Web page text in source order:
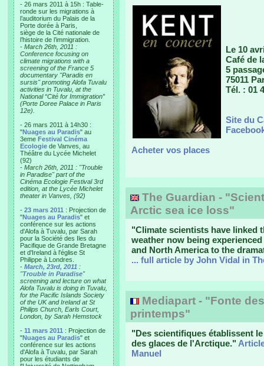
- 26 mars 2011 à 15h : Table-
ronde sur les migrations à
l’auditorium du Palais de la
Porte dorée à Paris,
siège de la Cité nationale de
l’histoire de l’immigration.
- March 26th, 2011 :
Conference focusing on
climate migrations with a
screening of the France 5
documentary "Paradis en
sursis" promoting Alofa Tuvalu
activities in Tuvalu, at the
National “Cité for Immigration”
(Porte Doree Palace in Paris
12e).
- 26 mars 2011 à 14h30 :
"Nuages au Paradis" au
3eme Festival Cinéma
Ecologie de Vanves, au
Théâtre du Lycée Michelet
(92)
- March 26th, 2011 : "Trouble
in Paradise" part of the
Cinéma Ecologie Festival 3rd
edition, at the Lycée Michelet
theater in Vanves, (92)
- 23 mars 2011 : Projection de
"Nuages au Paradis" et
conférence sur les actions
d'Alofa à Tuvalu, par Sarah
pour la Société des Iles du
Pacifique de Grande Bretagne
et d'Ireland à l'église St
Philippe à Londres.
- March, 23rd, 2011 :
"Trouble in Paradise"
screening and lecture on what
Alofa Tuvalu is doing in Tuvalu,
for the Pacific Islands Society
of the UK and Ireland at St
Philips Church, Earls Court,
London, by Sarah Hemstock
- 11 mars 2011 : Projection de
"Nuages au Paradis" et
conférence sur les actions
d'Alofa à Tuvalu, par Sarah
pour les étudiants de
Le 10
Café de
5
75011
Tél. : 01
Site du
Acheter vos places
The Guardian -
Arctic sea ice loss"
"Climate scientists have linked
weather now being
and North America to the
... full article by John Vidal in
Mediapart - "Fonte
printemps"
"Des scientifiques établissent
des glaces de l'Arctique."
Manuel